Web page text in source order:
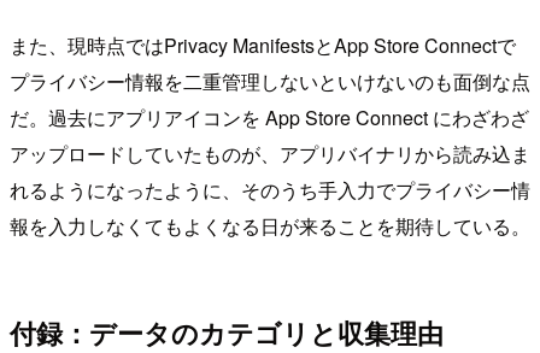
また、現時点ではPrivacy ManifestsとApp Store Connectで
プライバシー情報を二重管理しないといけないのも面倒な点
だ。過去にアプリアイコンを App Store Connect にわざわざ
アップロードしていたものが、アプリバイナリから読み込ま
れるようになったように、そのうち手入力でプライバシー情
報を入力しなくてもよくなる日が来ることを期待している。
付録：データのカテゴリと収集理由